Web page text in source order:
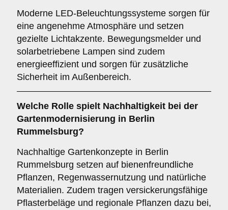
Moderne LED-Beleuchtungssysteme sorgen für
eine angenehme Atmosphäre und setzen
gezielte Lichtakzente. Bewegungsmelder und
solarbetriebene Lampen sind zudem
energieeffizient und sorgen für zusätzliche
Sicherheit im Außenbereich.
Welche Rolle spielt Nachhaltigkeit bei der
Gartenmodernisierung in Berlin
Rummelsburg?
Nachhaltige Gartenkonzepte in Berlin
Rummelsburg setzen auf bienenfreundliche
Pflanzen, Regenwassernutzung und natürliche
Materialien. Zudem tragen versickerungsfähige
Pflasterbeläge und regionale Pflanzen dazu bei,